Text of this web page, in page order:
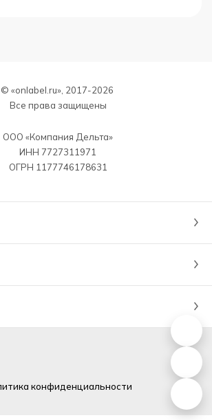
© «onlabel.ru», 2017-2026
Все права защищены
ООО «Компания Дельта»
ИНН 7727311971
ОГРН 1177746178631
конфиденциальности